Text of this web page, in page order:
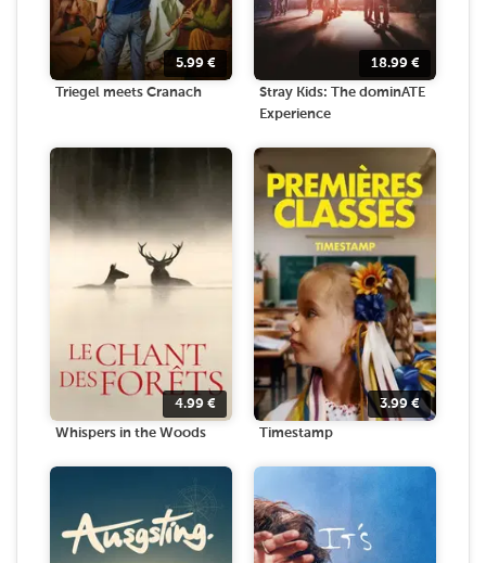
5.99 €
Triegel meets Cranach
18.99 €
Stray Kids: The dominATE
Experience
4.99 €
Whispers in the Woods
3.99€
Timestamp